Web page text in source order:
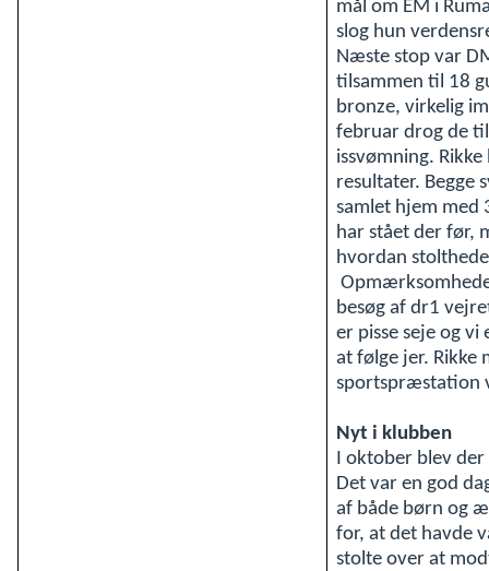
mål om EM i
slog hun
Næste stop var
tilsammen til 18
bronze, virkelig
februar drog de
issvømning.
resultater. Begge
samlet hjem med
har stået der før,
hvordan
besøg af dr1
er pisse seje og
at følge jer. Rikke
sportspræstation
Nyt i klubben
I oktober blev
Det var en god
af både børn og
for, at det havde
stolte over at